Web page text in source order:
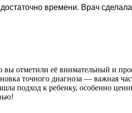
времени. Врач
отметили её внимательный и
точного диагноза — важная
подход к ребенку, особенно